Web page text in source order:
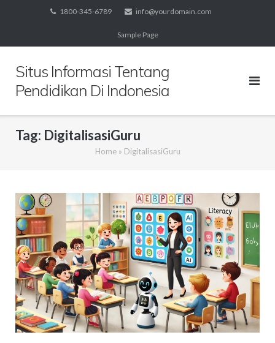
1800-345-6789 info@yourdomain.com
Sample Page
Situs Informasi Tentang
Pendidikan Di Indonesia
Tag: DigitalisasiGuru
Home» DigitalisasiGuru